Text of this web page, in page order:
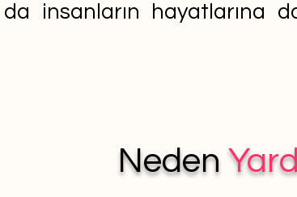
insanların hayatlarına
Neden